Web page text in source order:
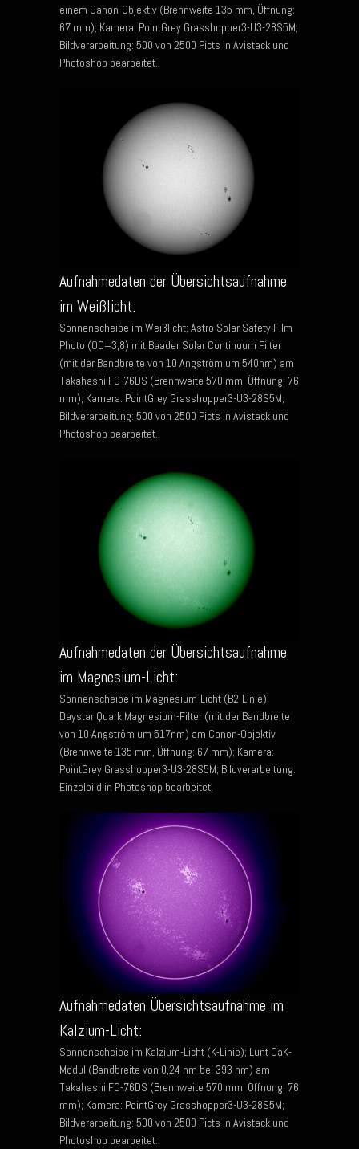
einem Canon-Objektiv (Brennweite 135 mm, Öffnung:
67 mm); Kamera: PointGrey Grasshopper3-U3-28S5M;
Bildverarbeitung: 500 von 2500 Picts in Avistack und
Photoshop bearbeitet.
Aufnahmedaten der Übersichtsaufnahme
im Weißlicht:
Sonnenscheibe im Weißlicht; Astro Solar Safety Film
Photo (OD=3,8) mit Baader Solar Continuum Filter
(mit der Bandbreite von 10 Angström um 540nm) am
Takahashi FC-76DS (Brennweite 570 mm, Öffnung: 76
mm); Kamera: PointGrey Grasshopper3-U3-28S5M;
Bildverarbeitung: 500 von 2500 Picts in Avistack und
Photoshop bearbeitet.
Aufnahmedaten der Übersichtsaufnahme
im Magnesium-Licht:
Sonnenscheibe im Magnesium-Licht (B2-Linie);
Daystar Quark Magnesium-Filter (mit der Bandbreite
von 10 Angström um 517nm) am Canon-Objektiv
(Brennweite 135 mm, Öffnung: 67 mm); Kamera:
PointGrey Grasshopper3-U3-28S5M; Bildverarbeitung:
Einzelbild in Photoshop bearbeitet.
Aufnahmedaten Übersichtsaufnahme im
Kalzium-Licht:
Sonnenscheibe im Kalzium-Licht (K-Linie); Lunt CaK-
Modul (Bandbreite von 0,24 nm bei 393 nm) am
Takahashi FC-76DS (Brennweite 570 mm, Öffnung: 76
mm); Kamera: PointGrey Grasshopper3-U3-28S5M;
Bildverarbeitung: 500 von 2500 Picts in Avistack und
Photoshop bearbeitet.